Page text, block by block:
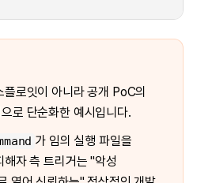
로잇이 아니라 공개 PoC의
로 단순화한 예시입니다.
가 임의 실행 파일을
해자 측 트리거는 "악성